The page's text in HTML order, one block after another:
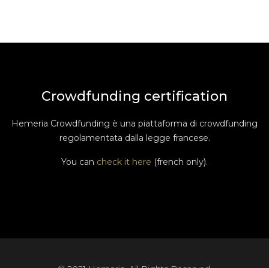
Crowdfunding certification
Hemeria Crowdfunding è una piattaforma di crowdfunding
regolamentata dalla legge francese.
You can check it here (french only).